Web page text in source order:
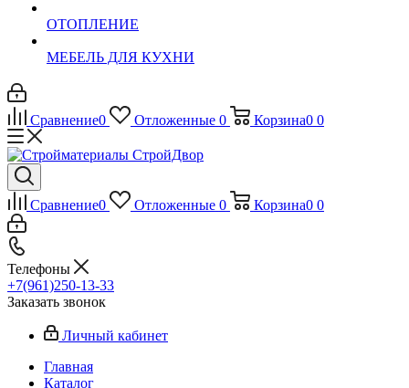
ОТОПЛЕНИЕ
МЕБЕЛЬ ДЛЯ КУХНИ
Сравнение0 Отложенные 0 Корзина0 0
Сравнение0 Отложенные 0 Корзина0 0
Телефоны
+7(961)250-13-33
Заказать звонок
Личный кабинет
Главная
Каталог